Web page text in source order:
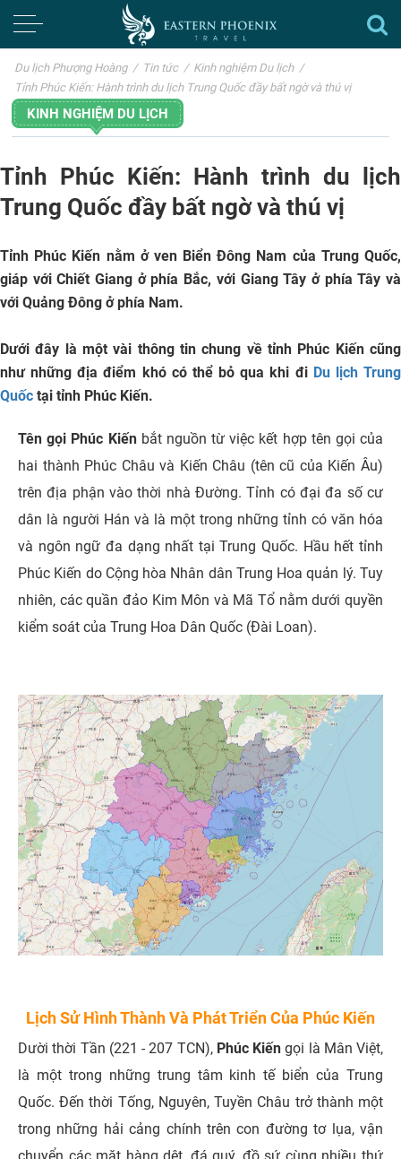
Du lịch Phượng Hoàng / Tin tức / Kinh nghiệm Du lịch /
Tỉnh Phúc Kiến: Hành trình du lịch Trung Quốc đầy bất ngờ và thú vị
KINH NGHIỆM DU LỊCH
Tỉnh Phúc Kiến: Hành trình du lịch
Trung Quốc đầy bất ngờ và thú vị
Tỉnh Phúc Kiến nằm ở ven Biển Đông Nam của Trung Quốc,
giáp với Chiết Giang ở phía Bắc, với Giang Tây ở phía Tây và
với Quảng Đông ở phía Nam.
Dưới đây là một vài thông tin chung về tỉnh Phúc Kiến cũng
như những địa điểm khó có thể bỏ qua khi đi Du lịch Trung
Quốc tại tỉnh Phúc Kiến.
Tên gọi Phúc Kiếnbắt nguồn từ việc kết hợp tên gọi của
hai thành Phúc Châu và Kiến Châu (tên cũ của Kiến Âu)
trên địa phận vào thời nhà Đường. Tỉnh có đại đa số cư
dân là người Hán và là một trong những tỉnh có văn hóa
và ngôn ngữ đa dạng nhất tại Trung Quốc. Hầu hết tỉnh
Phúc Kiến do Cộng hòa Nhân dân Trung Hoa quản lý. Tuy
nhiên, các quần đảo Kim Môn và Mã Tổ nằm dưới quyền
kiểm soát của Trung Hoa Dân Quốc (Đài Loan).
Lịch Sử Hình Thành Và Phát Triển Của Phúc Kiến
Dười thời Tần (221 - 207 TCN), Phúc Kiến gọi là Mân Việt,
là một trong những trung tâm kinh tế biển của Trung
Quốc. Đến thời Tống, Nguyên, Tuyền Châu trở thành một
trong những hải cảng chính trên con đường tơ lụa, vận